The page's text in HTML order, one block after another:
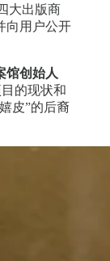
大出版商
向用户公开
馆创始人
的现状和
皮”的后裔